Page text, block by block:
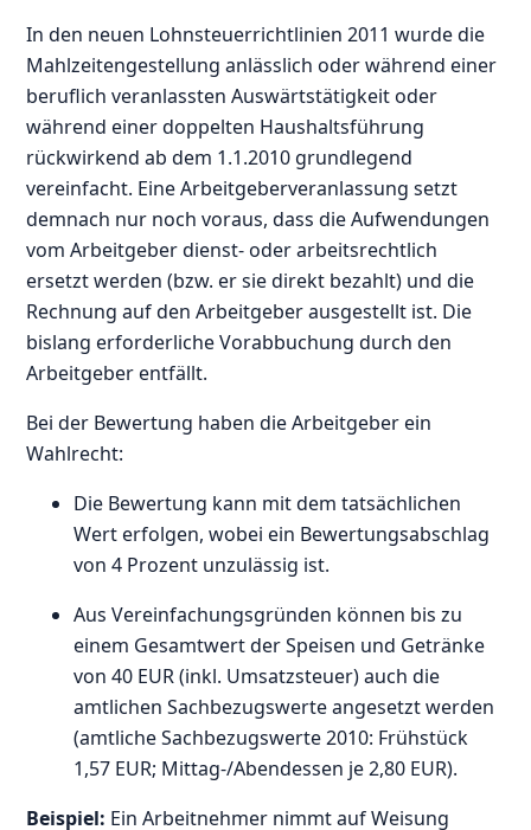
In den neuen Lohnsteuerrichtlinien 2011 wurde die
Mahlzeitengestellung anlässlich oder während einer
beruflich veranlassten Auswärtstätigkeit oder
während einer doppelten Haushaltsführung
rückwirkend ab dem 1.1.2010 grundlegend
vereinfacht. Eine Arbeitgeberveranlassung setzt
demnach nur noch voraus, dass die Aufwendungen
vom Arbeitgeber dienst- oder arbeitsrechtlich
ersetzt werden (bzw. er sie direkt bezahlt) und die
Rechnung auf den Arbeitgeber ausgestellt ist. Die
bislang erforderliche Vorabbuchung durch den
Arbeitgeber entfällt.
Bei der Bewertung haben die Arbeitgeber ein
Wahlrecht:
Die Bewertung kann mit dem tatsächlichen
Wert erfolgen, wobei ein Bewertungsabschlag
von 4 Prozent unzulässig ist.
Aus Vereinfachungsgründen können bis zu
einem Gesamtwert der Speisen und Getränke
von 40 EUR (inkl. Umsatzsteuer) auch die
amtlichen Sachbezugswerte angesetzt werden
(amtliche Sachbezugswerte 2010: Frühstück
1,57 EUR; Mittag-/Abendessen je 2,80 EUR).
Beispiel: Ein Arbeitnehmer nimmt auf Weisung